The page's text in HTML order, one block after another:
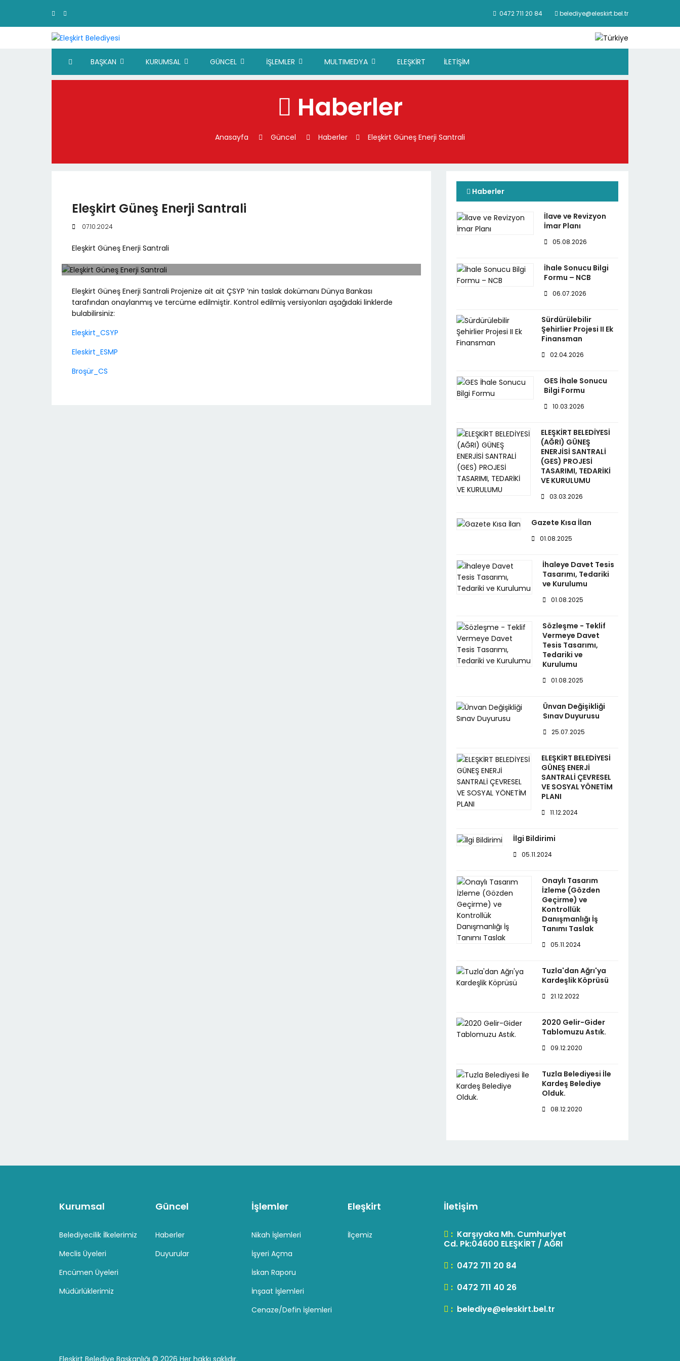
0472 711 20 84 belediye@eleskirt.bel.tr
BAŞKAN KURUMSAL GÜNCEL İŞLEMLER MULTIMEDYA ELEŞKİRT İLETİŞİM
Haberler
Anasayfa Güncel Haberler Eleşkirt Güneş Enerji Santrali
Eleşkirt Güneş Enerji Santrali
07.10.2024
Eleşkirt Güneş Enerji Santrali
Eleşkirt Güneş Enerji Santrali Projenize ait ait ÇSYP ’nin taslak dokümanı Dünya Bankası
tarafından onaylanmış ve tercüme edilmiştir. Kontrol edilmiş versiyonları aşağıdaki linklerde
bulabilirsiniz:
Eleşkirt_CSYP
Eleskirt_ESMP
Broşür_CS
Haberler
İlave ve Revizyon
İmar Planı
05.08.2026
İhale Sonucu Bilgi
Formu – NCB
06.07.2026
Sürdürülebilir
Şehirlier Projesi II Ek
Finansman
02.04.2026
GES İhale Sonucu
Bilgi Formu
10.03.2026
ELEŞKİRT BELEDİYESİ
(AĞRI) GÜNEŞ
ENERJİSİ SANTRALİ
(GES) PROJESİ
TASARIMI, TEDARİKİ
VE KURULUMU
03.03.2026
Gazete Kısa İlan
01.08.2025
İhaleye Davet Tesis
Tasarımı, Tedariki
ve Kurulumu
01.08.2025
Sözleşme - Teklif
Vermeye Davet
Tesis Tasarımı,
Tedariki ve
Kurulumu
01.08.2025
Ünvan Değişikliği
Sınav Duyurusu
25.07.2025
ELEŞKİRT BELEDİYESİ
GÜNEŞ ENERJİ
SANTRALİ ÇEVRESEL
VE SOSYAL YÖNETİM
PLANI
11.12.2024
İlgi Bildirimi
05.11.2024
Onaylı Tasarım
İzleme (Gözden
Geçirme) ve
Kontrollük
Danışmanlığı İş
Tanımı Taslak
05.11.2024
Tuzla'dan Ağrı'ya
Kardeşlik Köprüsü
21.12.2022
2020 Gelir-Gider
Tablomuzu Astık.
09.12.2020
Tuzla Belediyesi İle
Kardeş Belediye
Olduk.
08.12.2020
Kurumsal
Belediyecilik İlkelerimiz
Meclis Üyeleri
Encümen Üyeleri
Müdürlüklerimiz
Güncel
Haberler
Duyurular
İşlemler
Nikah İşlemleri
İşyeri Açma
İskan Raporu
İnşaat İşlemleri
Cenaze/Defin İşlemleri
Eleşkirt
İlçemiz
İletişim
: Karşıyaka Mh. Cumhuriyet
Cd. Pk:04600 ELEŞKİRT / AĞRI
: 0472 711 20 84
: 0472 711 40 26
: belediye@eleskirt.bel.tr